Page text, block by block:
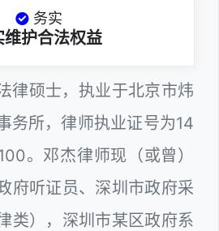
务实
维护合法权益
律硕士，执业于北京市炜
务所，律师执业证号为14
。邓杰律师现（或曾）
府听证员、深圳市政府采
类），深圳市某区政府系